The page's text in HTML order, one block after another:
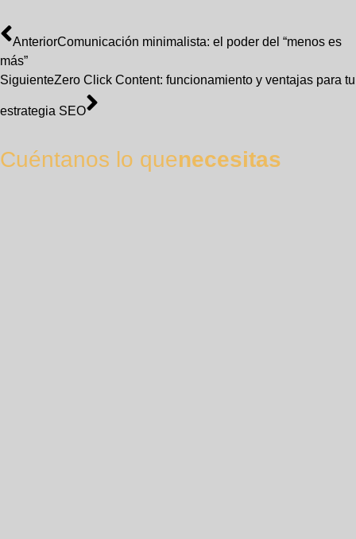
AnteriorComunicación minimalista: el poder del “menos es
más”
SiguienteZero Click Content: funcionamiento y ventajas para tu
estrategia SEO
Cuéntanos lo quenecesitas